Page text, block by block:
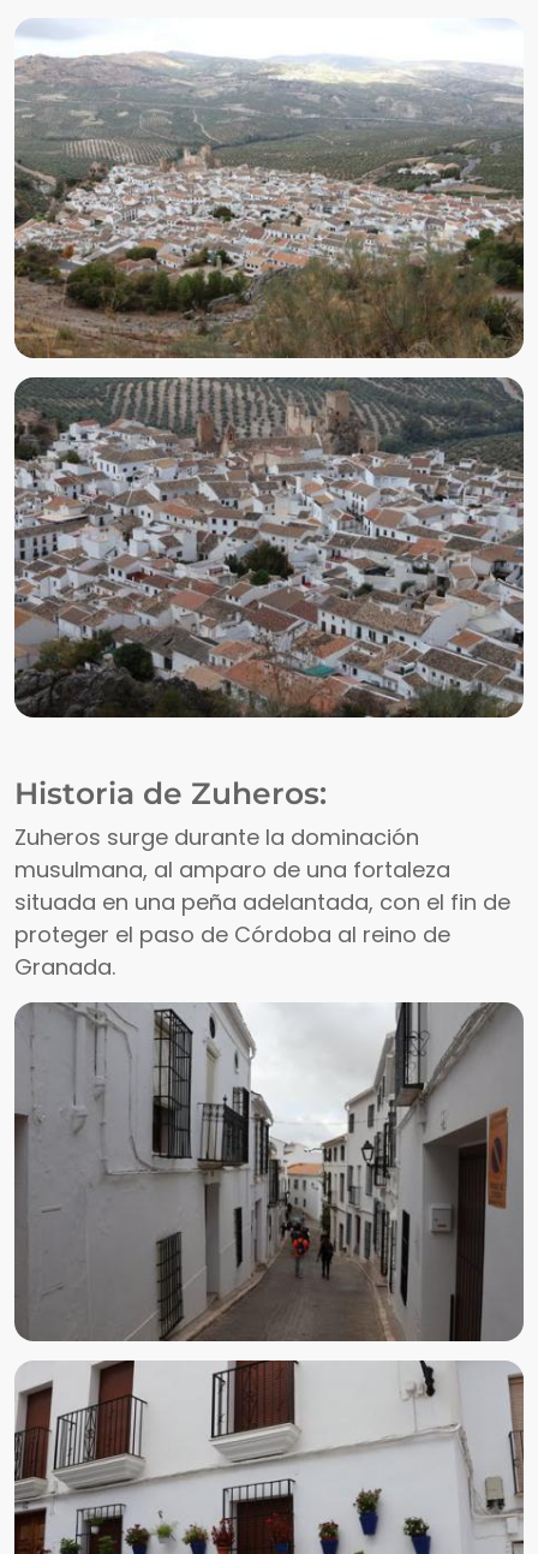
Historia de Zuheros:
Zuheros surge durante la dominación
musulmana, al amparo de una fortaleza
situada en una peña adelantada, con el fin de
proteger el paso de Córdoba al reino de
Granada.